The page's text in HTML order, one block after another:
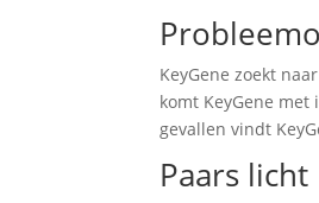
KeyGene zoekt
komt KeyGene
gevallen vindt
Paars licht